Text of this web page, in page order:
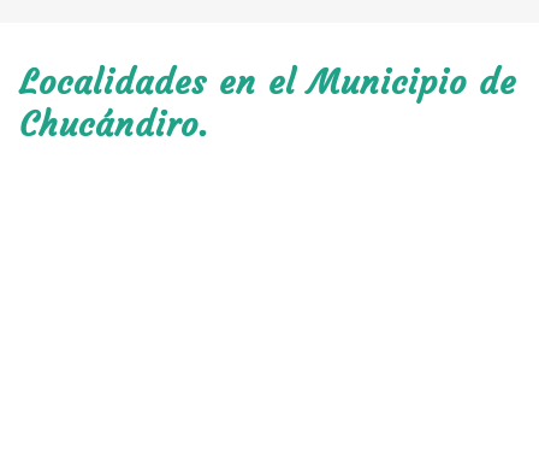
Localidades en el Municipio de
Chucándiro.